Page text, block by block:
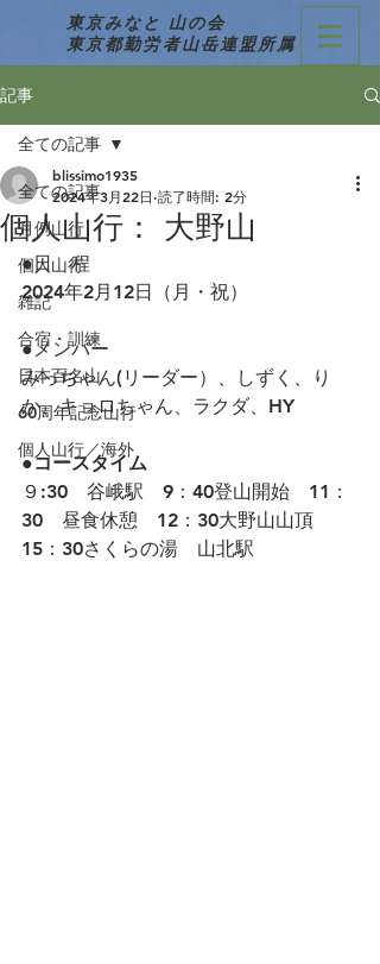
東京みなと 山の会
東京都勤労者山岳連盟所属
記事
全ての記事
月例山行
個人山行
雑記
合宿・訓練
日本百名山
60周年記念山行
個人山行／海外
全ての記事
個人山行： 大野山
blissimo1935
2024年3月22日 読了時間: 2分
●日　程
2024年2月12日（月・祝）
●メンバー
みっちゃん(リーダー）、しずく、り
か、キョロちゃん、ラクダ、HY
●コースタイム
９:30　谷峨駅　9：40登山開始　11：
30　昼食休憩　12：30大野山山頂
15：30さくらの湯　山北駅